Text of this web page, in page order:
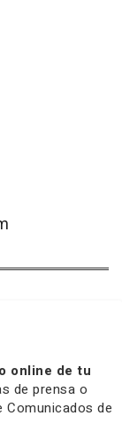
online de tu
de prensa o
Comunicados de